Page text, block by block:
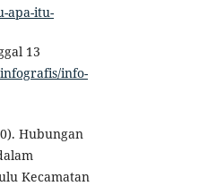
apa-itu-
13
info-
Hubungan
Kecamatan